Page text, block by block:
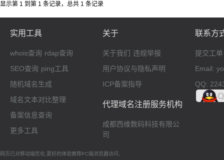
显示第 1 到第 1 条记录，总共 1 条记录
实用工具
whois查询 rdap查询
SEO查询 ping工具
随机域名生成
域名文本对比整理
备案信息查询
更多工具
关于
关于我们 违规举报
用户协议与隐私声明
ICP备案指导
代理域名注册服务机构
成都西维数码科技有限公
司
联系方
提交工单
Email:
QQ:
网页已对移动端优化,更好的体验推荐PC端浏览器访问,